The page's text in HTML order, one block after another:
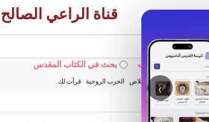
‹
قناة الراعي الصالح
بحث في الويبسايت بحث في الكتاب المقدس
بحثًا: خبزنا اليومي الخلاص الحرب الروحية قرأت لك